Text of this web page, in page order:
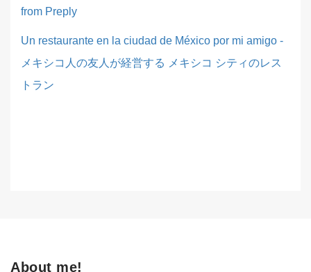
from Preply
Un restaurante en la ciudad de México por mi amigo -
メキシコ人の友人が経営する メキシコ シティのレス
トラン
About me!